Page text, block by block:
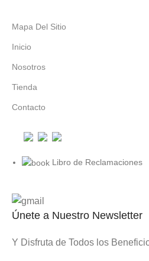
Mapa Del Sitio
Inicio
Nosotros
Tienda
Contacto
Libro de Reclamaciones
Únete a Nuestro Newsletter
Y Disfruta de Todos los